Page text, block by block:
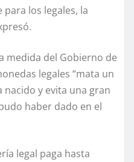
para los legales, la
medida del Gobierno de
legales “mata un
nacido y evita una gran
haber dado en el
legal paga hasta